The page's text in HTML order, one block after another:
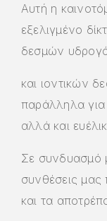
Αυτή η
εξελιγμένο
δεσμών
και ιοντικών
παράλληλα
αλλά και
Σε συνδυασμό
συνθέσεις
και τα